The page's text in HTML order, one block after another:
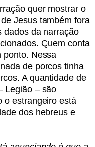
quer mostrar o
Jesus também fora
dados da narração
Quem conta
ponto. Nessa
de porcos tinha
A quantidade de
Legião – são
o estrangeiro está
dos hebreus e